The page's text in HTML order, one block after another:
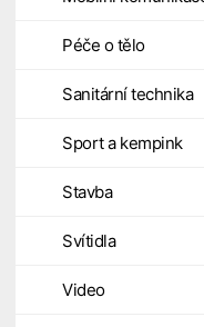
Péče o tělo
Sanitární technika
Sport a kempink
Stavba
Svítidla
Video